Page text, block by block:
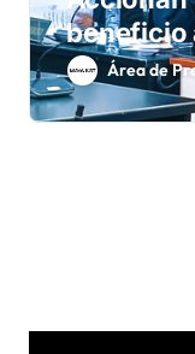
beneficio
García
Área de